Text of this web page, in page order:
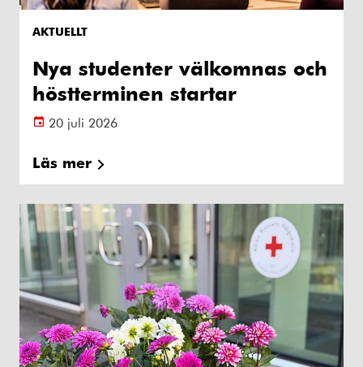
AKTUELLT
Nya studenter välkomnas och
höstterminen startar
20 juli 2026
Läs mer